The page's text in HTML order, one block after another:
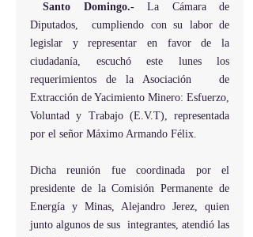
Santo Domingo.- La Cámara de
Diputados,  cumpliendo con su labor de
legislar y representar en favor de la
ciudadanía, escuchó este lunes los
requerimientos de la Asociación   de
Extracción de Yacimiento Minero: Esfuerzo,
Voluntad y Trabajo (E.V.T), representada
por el señor Máximo Armando Félix.
Dicha reunión fue coordinada por el
presidente de la Comisión Permanente de
Energía y Minas, Alejandro Jerez, quien
junto algunos de sus  integrantes, atendió las